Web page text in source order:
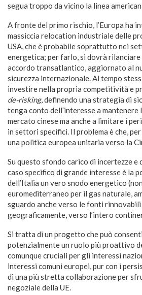
segua troppo da vicino la linea
A fronte del primo rischio, l’Europa ha
massiccia relocation industriale delle
USA, che è probabile soprattutto nei
energetica; per farlo, si dovrà
accordo transatlantico, aggiornato al
sicurezza internazionale. Al tempo
investire nella propria competitività e
de-risking, definendo una strategia di
tenga conto dell’interesse a mantenere
mercato cinese ma anche a limitare i
in settori specifici. Il problema è che,
una politica europea unitaria verso la
Su questo sfondo carico di incertezze
caso specifico di grande interesse è la
dell’Italia un vero snodo energetico
euromediterraneo per il gas naturale,
sguardo anche verso le fonti
geograficamente, verso l’intero
Si tratta di un progetto che può
potenzialmente un ruolo più proattivo
comunque cruciali per gli interessi
interessi comuni europei, pur con i
di una più stretta collaborazione per
negoziale della UE.